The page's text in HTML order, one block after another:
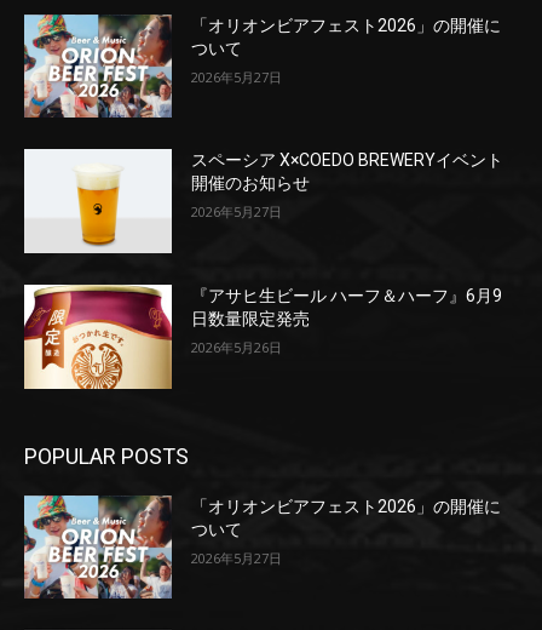
「オリオンビアフェスト2026」の開催に
ついて
2026年5月27日
スペーシア X×COEDO BREWERYイベント
開催のお知らせ
2026年5月27日
『アサヒ生ビール ハーフ＆ハーフ』6月9
日数量限定発売
2026年5月26日
POPULAR POSTS
「オリオンビアフェスト2026」の開催に
ついて
2026年5月27日